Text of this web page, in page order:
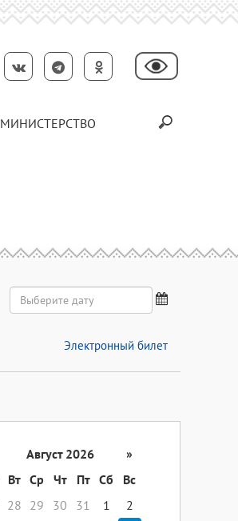
МИНИСТЕРСТВО
Электронный билет
Август 2026
»
Вт Ср Чт Пт Сб
Вс
28 29 30 31 1
2